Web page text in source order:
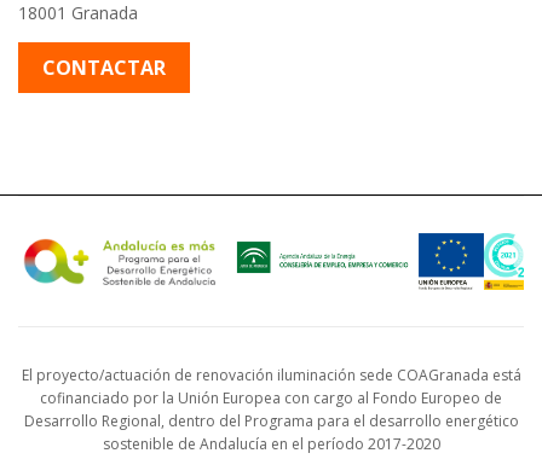
18001 Granada
CONTACTAR
El proyecto/actuación de renovación iluminación sede COAGranada está
cofinanciado por la Unión Europea con cargo al Fondo Europeo de
Desarrollo Regional, dentro del Programa para el desarrollo energético
sostenible de Andalucía en el período 2017-2020